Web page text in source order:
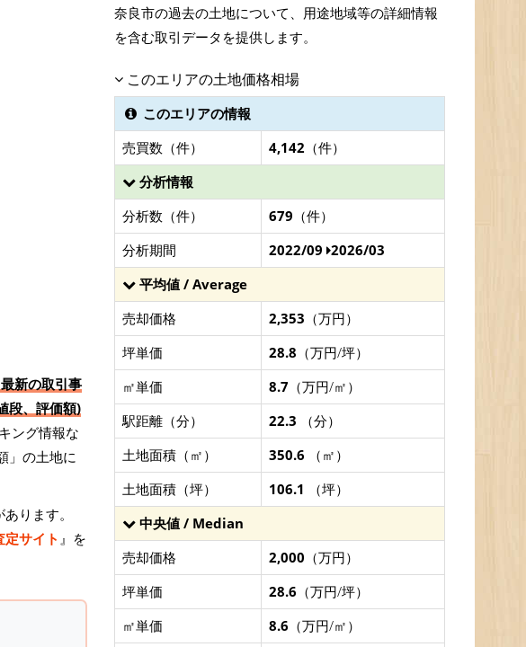
新の取引事
段、評価額)
ング情報な
」の土地に
ります。
サイト 』を
奈良市の過去の土地について、用途地域等の詳細情報
を含む取引データを提供します。
このエリアの土地価格相場
このエリアの情報
売買数（件）
4,142 （件）
分析情報
分析数（件）
679 （件）
分析期間
2022/09 2026/03
平均値 / Average
売却価格
2,353 （万円）
坪単価
28.8 （万円/坪）
㎡単価
8.7 （万円/㎡）
駅距離（分）
22.3 （分）
土地面積（㎡）
350.6 （㎡）
土地面積（坪）
106.1 （坪）
中央値 / Median
売却価格
2,000 （万円）
坪単価
28.6 （万円/坪）
㎡単価
8.6 （万円/㎡）